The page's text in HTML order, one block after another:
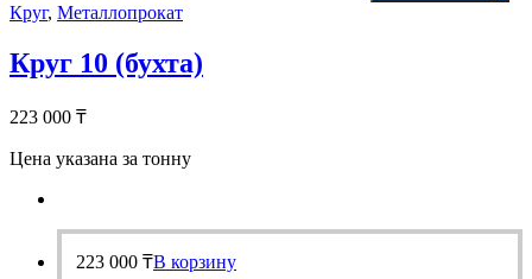
Круг, Металлопрокат
Круг 10 (бухта)
223 000 ₸
Цена указана за тонну
223 000 ₸В корзину